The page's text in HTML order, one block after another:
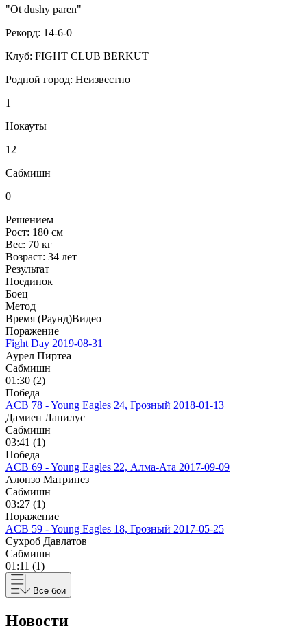
"Ot dushy paren"
Рекорд: 14-6-0
Клуб: FIGHT CLUB BERKUT
Родной город: Неизвестно
1
Нокауты
12
Сабмишн
0
Решением
Рост: 180 см
Вес: 70 кг
Возраст: 34 лет
Результат
Поединок
Боец
Метод
Время (Раунд)Видео
Поражение
Fight Day 2019-08-31
Аурел Пиртеа
Сабмишн
01:30 (2)
Победа
ACB 78 - Young Eagles 24, Грозный 2018-01-13
Дамиен Лапилус
Сабмишн
03:41 (1)
Победа
ACB 69 - Young Eagles 22, Алма-Ата 2017-09-09
Алонзо Матринез
Сабмишн
03:27 (1)
Поражение
ACB 59 - Young Eagles 18, Грозный 2017-05-25
Сухроб Давлатов
Сабмишн
01:11 (1)
Все бои
Новости